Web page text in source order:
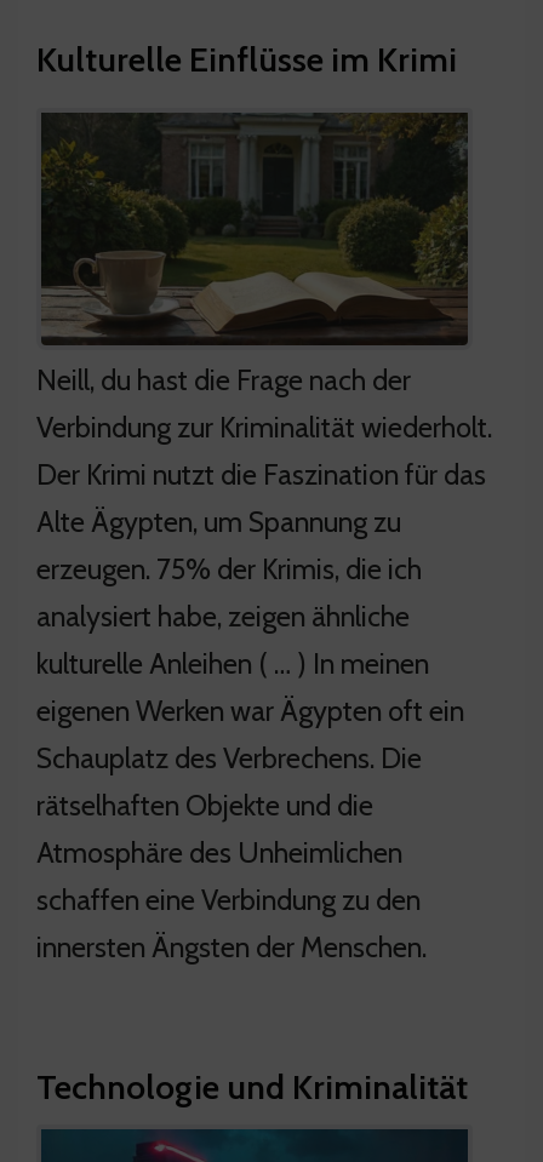
Kulturelle Einflüsse im Krimi
Neill, du hast die Frage nach der
Verbindung zur Kriminalität wiederholt.
Der Krimi nutzt die Faszination für das
Alte Ägypten, um Spannung zu
erzeugen. 75% der Krimis, die ich
analysiert habe, zeigen ähnliche
kulturelle Anleihen ( … ) In meinen
eigenen Werken war Ägypten oft ein
Schauplatz des Verbrechens. Die
rätselhaften Objekte und die
Atmosphäre des Unheimlichen
schaffen eine Verbindung zu den
innersten Ängsten der Menschen.
Technologie und Kriminalität